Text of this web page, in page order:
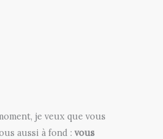
je veux que vous
aussi à fond : vous